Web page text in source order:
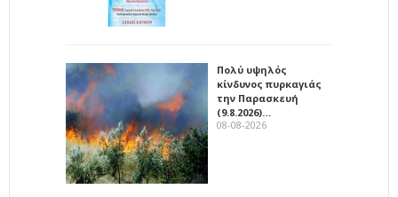
Πολύ υψηλός
κίνδυνος πυρκαγιάς
την Παρασκευή
(9.8.2026)…
08-08-2026